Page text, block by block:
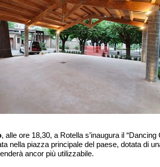
, alle ore 18,30, a Rotella s’inaugura il “Dancing
nella piazza principale del paese, dotata di
ancor più utilizzabile.